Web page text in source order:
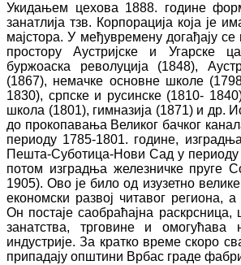
Укидањем цехова 1888. године
занатлија тзв. Корпорација која је
мајстора. У међувремену догађају
простору Аустријске и Угарске
буржоаска револуција (1848),
(1867), немачке основне школе
1830), српске и русинске (1810-
школа (1801), гимназија (1871) и др.
до прокопавања Великог бачког
периоду 1785-1801. године,
Пешта-Суботица-Нови Сад у периоду
потом изградња железничке пруге
1905). Ово је било од изузетно
економски развој читавог региона,
Он постаје саобраћајна раскрсница,
занатства, трговине и омогућава
индустрије. За кратко време скоро
припадају општини Врбас граде